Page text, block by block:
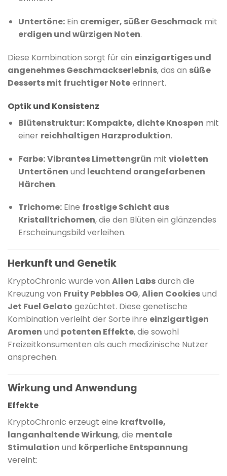
Untertöne: Ein cremiger, süßer Geschmackmit
erdigen und würzigen Noten.
Diese Kombination sorgt für ein einzigartiges und
angenehmes Geschmackserlebnis, das an süße
Desserts mit fruchtiger Noteerinnert.
Optik und Konsistenz
Blütenstruktur: Kompakte, dichte Knospen mit
einer reichhaltigen Harzproduktion.
Farbe:Vibrantes Limettengrün mit violetten
Untertönen und leuchtend orangefarbenen
Härchen.
Trichome: Eine frostige Schicht aus
Kristalltrichomen, die den Blüten ein glänzendes
Erscheinungsbild verleihen.
Herkunft und Genetik
KryptoChronic wurde von Alien Labsdurch die
Kreuzung von Fruity Pebbles OG,Alien Cookiesund
Jet Fuel Gelato gezüchtet. Diese genetische
Kombination verleiht der Sorte ihre einzigartigen
Aromen und potenten Effekte, die sowohl
Freizeitkonsumenten als auch medizinische Nutzer
ansprechen.
Wirkung und Anwendung
Effekte
KryptoChronic erzeugt eine kraftvolle,
langanhaltende Wirkung, die mentale
Stimulation und körperliche Entspannung
vereint: